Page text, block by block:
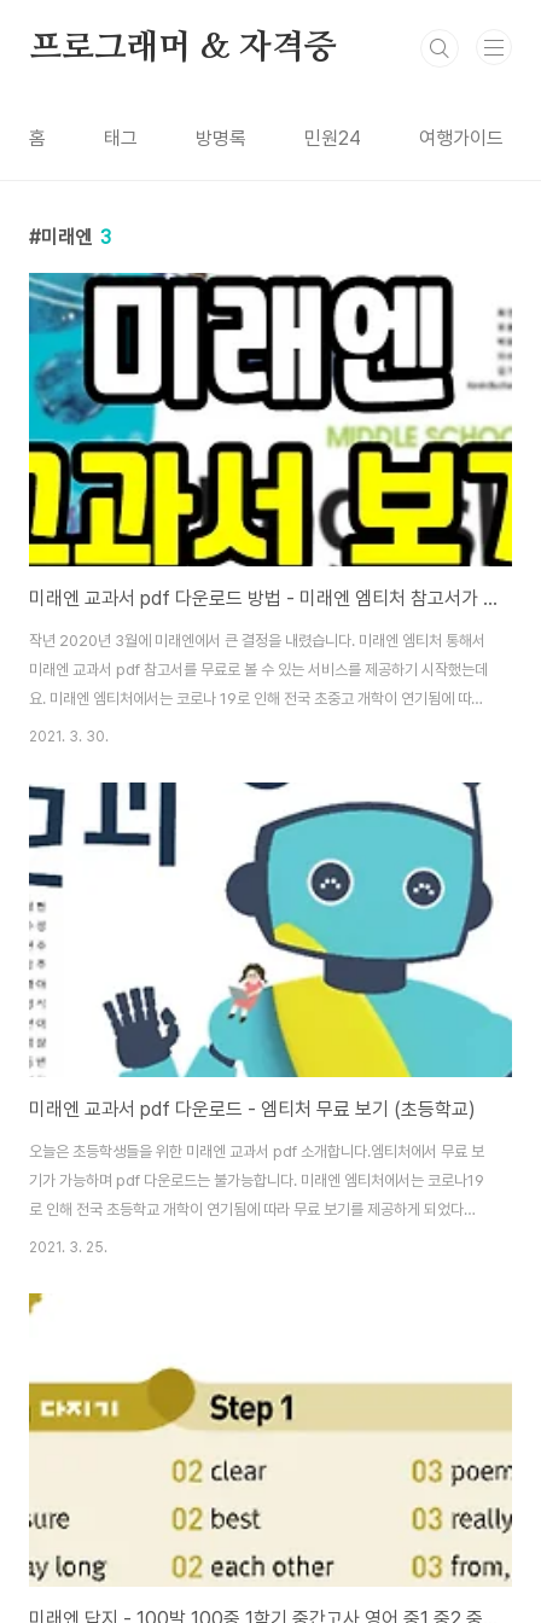
프로그래머 & 자격증
홈 태그 방명록 민원24 여행가이드
미래엔 3
미래엔 교과서 pdf 다운로드 방법 - 미래엔 엠티처 참고서가 무료
작년 2020년 3월에 미래엔에서 큰 결정을 내렸습니다. 미래엔 엠티처 통해서
미래엔 교과서 pdf 참고서를 무료로 볼 수 있는 서비스를 제공하기 시작했는데
요. 미래엔 엠티처에서는 코로나 19로 인해 전국 초중고 개학이 연기됨에 따라,
학생들의 학습 결손을 방지하고 학업에 도움을 주기 위하여 미래엔 교과서 E-
총 500여 편을 누구나 무료로 시청할 수 있도록 서비스하고 있습니다. 미래엔
교과서 pdf 무료 보기미래엔 엠티처에서는 학생들의 학습 결손 방지를 위해 미
래엔 대표 도서 PDF 일부를 무료로 제공합니다. 개학 연기로 인한 학습 공백을
미래엔 교과서 pdf 로 채울 수 있게 되었죠. 중학교 참고서 교재는 국어, ..
2021. 3. 30.
미래엔 교과서 pdf 다운로드 - 엠티처 무료 보기 (초등학교)
오늘은 초등학생들을 위한 미래엔 교과서 pdf 소개합니다.엠티처에서 무료 보
기가 가능하며 pdf 다운로드는 불가능합니다. 미래엔 엠티처에서는 코로나19
로 인해 전국 초등학교 개학이 연기됨에 따라 무료 보기를 제공하게 되었다고
밝혔습니다. 이 글의 맨 아래에 미래엔 교과서 pdf 다운로드는 불가능하지만
학교 무료 pdf 파일은 음악3, 음악4, 음악5, 음악6, 실과5, 실과6 까지 총 6
다. 미래엔 교과서 pdf 파일이 정말 필요한 분들이 있으실 거예요. 등교를 못
하고 있는..
2021. 3. 25.